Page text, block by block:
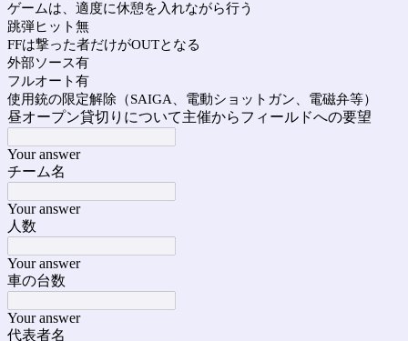
ゲームは、適度に休憩を入れながら行う
跳弾ヒット無
FFは撃った者だけがOUTとなる
外部ソース有
フルオート有
使用銃の限定解除（SAIGA、電動ショットガン、電磁弁等）
昼オープン貸切りについて主催からフィールドへの要望
Your answer
チーム名
Your answer
人数
Your answer
車の台数
Your answer
代表者名